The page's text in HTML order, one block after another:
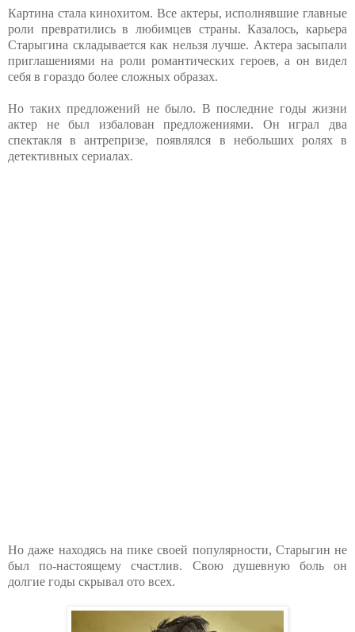
Картина стала кинохитом. Все актеры, исполнявшие главные
роли превратились в любимцев страны. Казалось, карьера
Старыгина складывается как нельзя лучше. Актера засыпали
приглашениями на роли романтических героев, а он видел
себя в гораздо более сложных образах.
Но таких предложений не было. В последние годы жизни
актер не был избалован предложениями. Он играл два
спектакля в антрепризе, появлялся в небольших ролях в
детективных сериалах.
Но даже находясь на пике своей популярности, Старыгин не
был по-настоящему счастлив. Свою душевную боль он
долгие годы скрывал ото всех.